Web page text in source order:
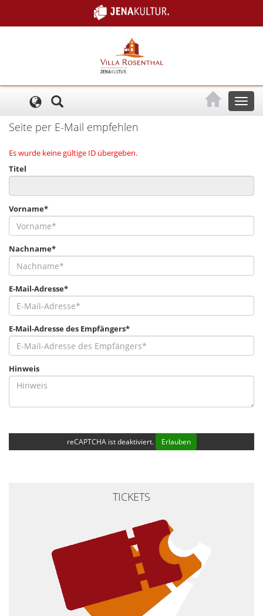
Toggle
Seite per E-Mail empfehlen
Es wurde keine gültige ID übergeben.
Titel
Vorname*
Nachname*
E-Mail-Adresse*
E-Mail-Adresse des Empfängers*
Hinweis
reCAPTCHA ist deaktiviert. Erlauben
TICKETS